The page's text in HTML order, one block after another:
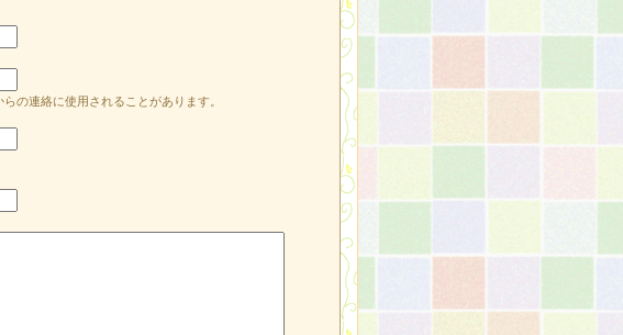
の連絡に使用されることがあります。